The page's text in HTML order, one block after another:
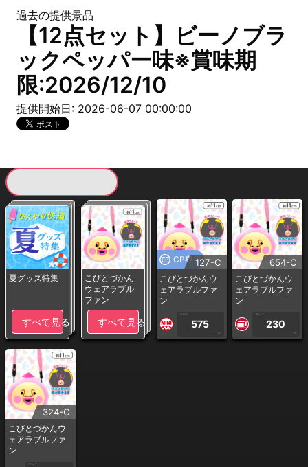
過去の提供景品
【12点セット】ビーノブラ
ックペッパー味※賞味期
限:2026/12/10
提供開始日: 2026-06-07 00:00:00
夏グッズ特集
すべて見る
こびとづかん
ウェアラブル
ファン
すべて見る
CP専用127-C
こびとづかんウ
ェアラブルファ
ン
1PLAY
575
CP
654-C
こびとづかんウ
ェアラブルファ
ン
1PLAY
230
CP
324-C
こびとづかんウ
ェアラブルファ
ン
1PLAY